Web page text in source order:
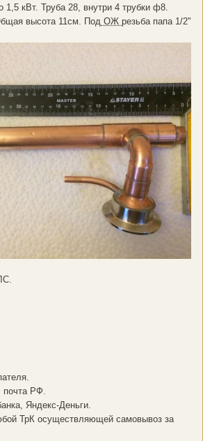
кВт. Труба 28, внутри 4 трубки ф8.
высота 11см. Под ОЖ резьба папа 1/2"
почта РФ.
Яндекс-Деньги.
ТрК осуществляющей самовывоз за